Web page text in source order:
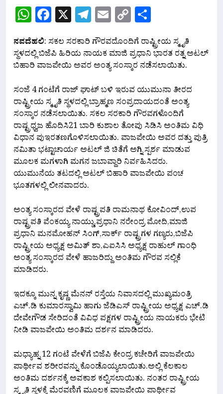
WhatsApp
Facebook
X Telegram
Email
Copy
Link
ನವದೆಹಲಿ: ಸಕಲ ಸರಕಾರಿ ಗೌರವದೊಂದಿಗೆ ರಾಷ್ಟ್ರೀಯ ಸ್ಮೃತಿ
ಸ್ಥಳದಲ್ಲಿ ಬಿಜೆಪಿ ಹಿರಿಯ ನಾಯಕ ಮಾಜಿ ಪ್ರಧಾನಿ ಭಾರತ ರತ್ನ ಅಟಲ್
ಬಿಹಾರಿ ವಾಜಪೇಯಿ ಅವರ ಅಂತ್ಯ ಸಂಸ್ಕಾರ ನಡೆಸಲಾಯಿತು.
ಸಂಜೆ 4 ಗಂಟೆಗೆ ರಾಜ್ ಘಾಟ್ ಬಳಿ ಇರುವ ಯುಮುನಾ ತೀರದ
ರಾಷ್ಟ್ರೀಯ ಸ್ಮೃತಿ ಸ್ಥಳದಲ್ಲಿ ಬ್ರಾಹ್ಮಣ ಸಂಪ್ರದಾಯದಂತೆ ಅಂತ್ಯ
ಸಂಸ್ಕಾರ ನಡೆಸಲಾಯಿತು. ಸಕಲ‌ ಸರಕಾರಿ ಗೌರವಗಳೊಂದಿಗೆ
ರಾಷ್ಟ್ರಧ್ವಜ ಹೊದಿಸಿ21 ಬಾರಿ ಕುಶಾಲ ತೋಪು ಸಿಡಿಸಿ ಅಂತಿಮ ವಿಧಿ
ವಿಧಾನ ಪುಇರತಣಗೊಳಿಸಲಾಯಿತು. ವಾಜಪೇಯಿ ಅವರ ದತ್ತು ಪುತ್ರಿ
ನಮಿತಾ ಭಟ್ಟಾಚಾರ್ಯ ಅಟಲ್ ಜಿ ಚಿತೆಗೆ ಅಗ್ನಿ ಸ್ಪರ್ಶ ಮಾಡುವ
ಮೂಲಕ ಮಗಳಾಗಿ ಮಗನ ಜಬಾವ್ದಾರಿ ನಿರ್ವಹಿಸಿದರು.
ಯುಮುನೆಯ ತಟದಲ್ಲಿ ಅಟಲ್ ಬಿಹಾರಿ ವಾಜಪೇಯಿ ಪಂಚ
ಭೂತಗಳಲ್ಲಿ ಲೀನವಾದರು.
ಅಂತ್ಯ ಸಂಸ್ಕಾರದ ವೇಳೆ ರಾಷ್ಟ್ರಪತಿ ರಾಮನಾಥ ಕೋವಿಂದ್,ಉಪ
ರಾಷ್ಟ್ರಪತಿ ವೆಂಕಯ್ಯ ನಾಯ್ಡು,ಪ್ರಧಾನಿ ನರೇಂದ್ರ ಮೋದಿ,ಮಾಜಿ
ಪ್ರಧಾನಿ ಮನಮೋಹನ್ ಸಿಂಗ್,ಸಾರ್ಕ್ ರಾಷ್ಟ್ರಗಳ ಗಣ್ಯರು,ಬಿಜೆಪಿ
ರಾಷ್ಟ್ರೀಯ ಅಧ್ಯಕ್ಷ ಅಮಿತ್ ಶಾ,ಎಐಸಿಸಿ ಅಧ್ಯಕ್ಷ ರಾಹುಲ್ ಗಾಂಧಿ
ಅಂತ್ಯ ಸಂಸ್ಕಾರದ ವೇಳೆ ಹಾಜರಿದ್ದು ಅಂತಿಮ ಗೌರವ ಸಲ್ಲಿಕೆ
ಮಾಡಿದರು.
ಇದಕ್ಕೂ ಮುನ್ನ ಕೃಷ್ಣ ಮೆನನ್ ರಸ್ತೆಯ ನಿವಾಸದಲ್ಲಿ ಮುಖ್ಯಮಂತ್ರಿ
ಎಚ್.ಡಿ ಕುಮಾರಸ್ವಾಮಿ ಹಾಗು ಜೆಡಿಎಸ್ ರಾಷ್ಟ್ರೀಯ ಅಧ್ಯಕ್ಷ ಎಚ್.ಡಿ‌
ದೇವೇಗೌಡ ಸೇರಿದಂತೆ ವಿವಿಧ ಪಕ್ಷಗಳ ರಾಷ್ಟ್ರೀಯ ನಾಯಕರು ಭೇಟಿ
ನೀಡಿ ವಾಜಪೇಯಿ ಅಂತಿಮ ದರ್ಶನ ಮಾಡಿದರು.
ಮಧ್ಯಾಹ್ನ 12 ಗಂಟೆ ವೇಳೆಗೆ ಬಿಜೆಪಿ ಕೇಂದ್ರ ಕಚೇರಿಗೆ ವಾಜಪೇಯಿ
ಪಾರ್ಥೀವ ಶರೀರವನ್ನು ಕೊಂಡೊಯ್ಯಲಾಯಿತು.ಅಲ್ಲಿ ಕೆಲಕಾಲ
ಅಂತಿಮ ದರ್ಶನಕ್ಕೆ ಅವಕಾಶ ಕಲ್ಪಿಸಲಾಯಿತು. ನಂತರ ರಾಷ್ಟ್ರೀಯ